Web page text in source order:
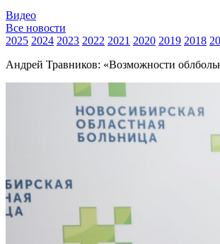
Видео
Все новости
2025 2024 2023 2022 2021 2020 2019 2018
Андрей Травников: «Возможности